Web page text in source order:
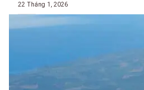
22 Tháng 1, 2026